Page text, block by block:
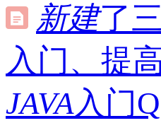
新建了
入门、提
JAVA入门